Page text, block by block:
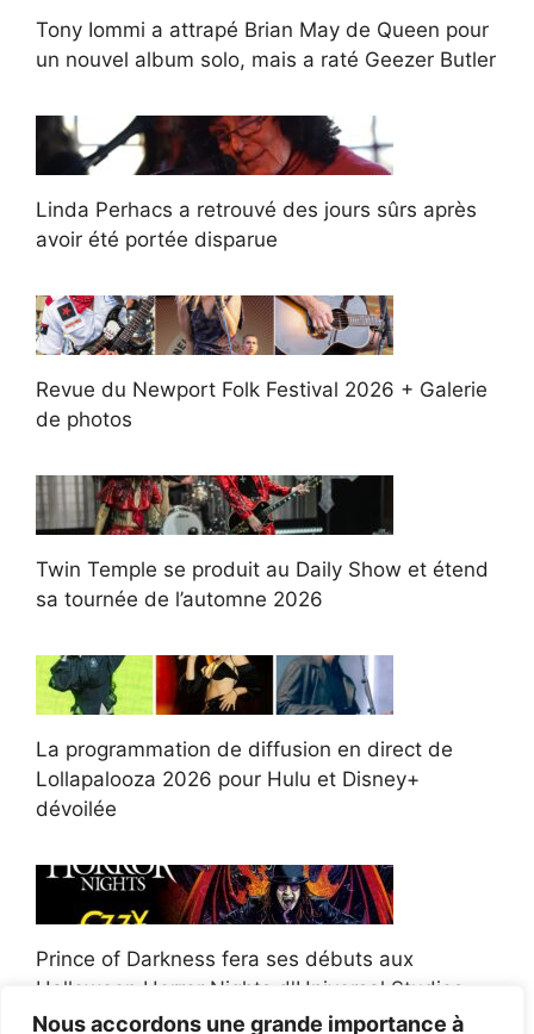
Nous accordons une grande importance à
Tony Iommi a attrapé Brian May de Queen pour
un nouvel album solo, mais a raté Geezer Butler
Linda Perhacs a retrouvé des jours sûrs après
avoir été portée disparue
Revue du Newport Folk Festival 2026 + Galerie
de photos
Twin Temple se produit au Daily Show et étend
sa tournée de l’automne 2026
La programmation de diffusion en direct de
Lollapalooza 2026 pour Hulu et Disney+
dévoilée
Prince of Darkness fera ses débuts aux
Halloween Horror Nights d'Universal Studios